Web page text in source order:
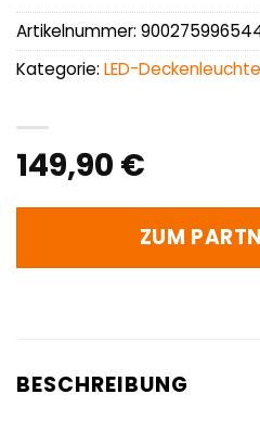
149,90 €
ZUM
Artikelnummer:
Kategorie: LED-
BESCHREIBUNG